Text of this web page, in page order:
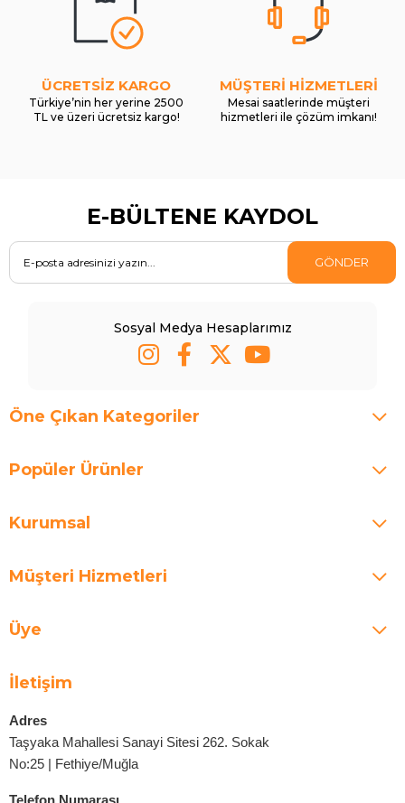
ÜCRETSİZ KARGO
Türkiye’nin her yerine 2500
TL ve üzeri ücretsiz kargo!
MÜŞTERİ HİZMETLERİ
Mesai saatlerinde müşteri
hizmetleri ile çözüm imkanı!
E-BÜLTENE KAYDOL
GÖNDER
Sosyal Medya Hesaplarımız
Öne Çıkan Kategoriler
Popüler Ürünler
Kurumsal
Müşteri Hizmetleri
Üye
İletişim
Adres
Taşyaka Mahallesi Sanayi Sitesi 262. Sokak
No:25 | Fethiye/Muğla
Telefon Numarası